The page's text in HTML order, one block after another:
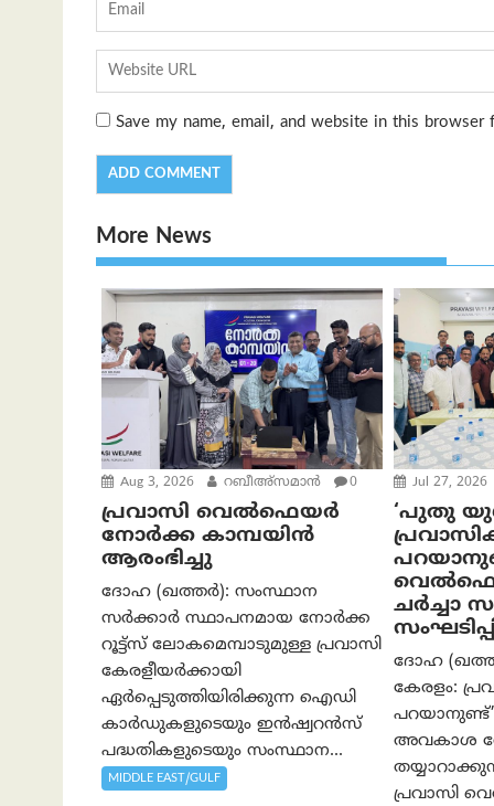
Save my name, email, and website in this
More News
Aug 3, 2026 റബീഅ്‌സമാന്‍ 0
പ്രവാസി വെല്‍ഫെയര്‍
നോര്‍ക്ക കാമ്പയിന്‍
ആരംഭിച്ചു
ദോഹ (ഖത്തര്‍): സംസ്ഥാന
സർക്കാർ സ്ഥാപനമായ നോർക്ക
റൂട്ട്സ് ലോകമെമ്പാടുമുള്ള പ്രവാസി
കേരളീയർക്കായി
ഏർപ്പെടുത്തിയിരിക്കുന്ന ഐഡി
കാർഡുകളുടെയും ഇൻഷ്വറൻസ്
പദ്ധതികളുടെയും സംസ്ഥാന...
MIDDLE EAST/GULF
Jul 27, 2026
‘പുതു
ചർച്ചാ
ദോഹ
കേരളം:
അവകാശ
പ്രവാസി